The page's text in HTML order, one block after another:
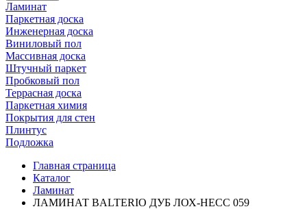
Ламинат
Паркетная доска
Инженерная доска
Виниловый пол
Массивная доска
Штучный паркет
Пробковый пол
Террасная доска
Паркетная химия
Покрытия для стен
Плинтус
Подложка
Главная страница
Каталог
Ламинат
ЛАМИНАТ BALTERIO ДУБ ЛОХ-НЕСС 059